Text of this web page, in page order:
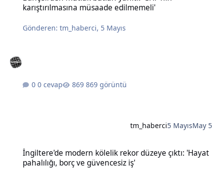
karıştırılmasına müsaade edilmemeli'
Gönderen:tm_haberci, 5 Mayıs
0 cevap 869 görüntü
tm_haberci5 MayısMay 5
İngiltere'de modern kölelik rekor düzeye çıktı: 'Hayat
pahalılığı, borç ve güvencesiz iş'